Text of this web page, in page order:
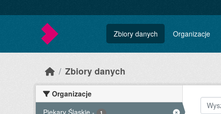
Zbiory danych Organizacje
Zbiory danych
Organizacje
Piekary Śląskie -